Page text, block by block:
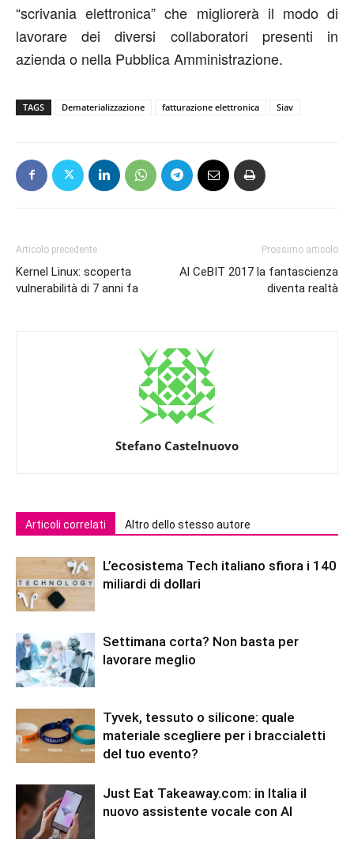
“scrivania elettronica” che migliorerà il modo di
lavorare dei diversi collaboratori presenti in
azienda o nella Pubblica Amministrazione.
TAGS Dematerializzazione fatturazione elettronica Siav
Articolo precedente
Kernel Linux: scoperta
vulnerabilità di 7 anni fa
Prossimo articolo
Al CeBIT 2017 la fantascienza
diventa realtà
Stefano Castelnuovo
Articoli correlati Altro dello stesso autore
L’ecosistema Tech italiano sfiora i 140
miliardi di dollari
Settimana corta? Non basta per
lavorare meglio
Tyvek, tessuto o silicone: quale
materiale scegliere per i braccialetti
del tuo evento?
Just Eat Takeaway.com: in Italia il
nuovo assistente vocale con AI